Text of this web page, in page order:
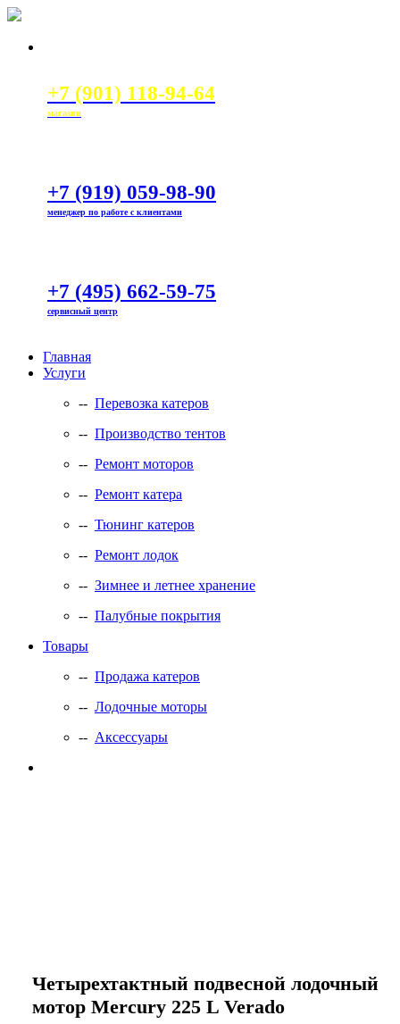
+7 (901) 118-94-64
магазин
+7 (919) 059-98-90
менеджер по работе с клиентами
+7 (495) 662-59-75
сервисный центр
Главная
Услуги
-- Перевозка катеров
-- Производство тентов
-- Ремонт моторов
-- Ремонт катера
-- Тюнинг катеров
-- Ремонт лодок
-- Зимнее и летнее хранение
-- Палубные покрытия
Товары
-- Продажа катеров
-- Лодочные моторы
-- Аксессуары
Четырехтактный подвесной лодочный
мотор Mercury 225 L Verado